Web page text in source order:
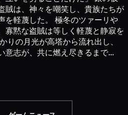
賊は、神々を嘲笑し、貴族たちが
を軽蔑した。 極冬のツァーリや
寡黙な盗賊は等しく軽蔑と静寂を
りの月光が高塔から流れ出し、
意志が、共に燃え尽きるまで…